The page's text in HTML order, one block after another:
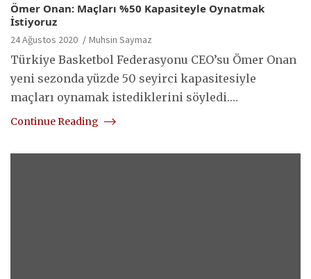
Ömer Onan: Maçları %50 Kapasiteyle Oynatmak
İstiyoruz
24 Ağustos 2020 Muhsin Saymaz
Türkiye Basketbol Federasyonu CEO’su Ömer Onan
yeni sezonda yüzde 50 seyirci kapasitesiyle
maçları oynamak istediklerini söyledi.…
Continue Reading